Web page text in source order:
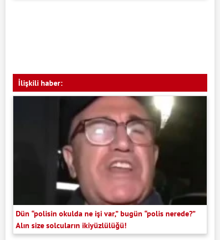
İlişkili haber:
Dün “polisin okulda ne işi var,” bugün “polis nerede?”
Alın size solcuların ikiyüzlülüğü!